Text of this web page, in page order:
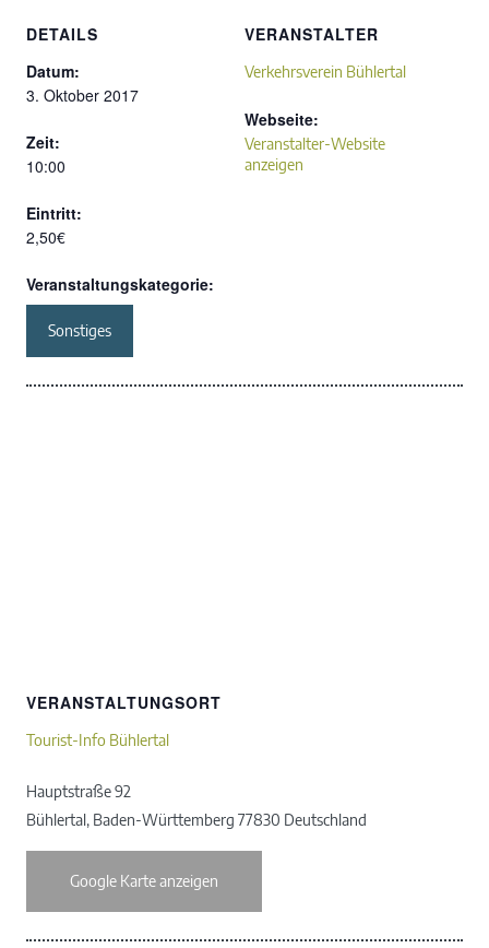
DETAILS
Datum:
3. Oktober 2017
Zeit:
10:00
Eintritt:
2,50€
Veranstaltungskategorie:
Sonstiges
VERANSTALTER
Verkehrsverein Bühlertal
Webseite:
Veranstalter-Website
anzeigen
VERANSTALTUNGSORT
Tourist-Info Bühlertal
Hauptstraße 92
Bühlertal, Baden-Württemberg 77830 Deutschland
Google Karte anzeigen